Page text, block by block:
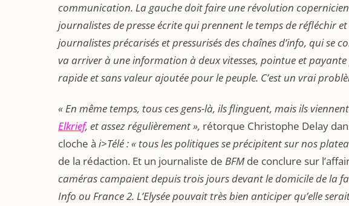
communication. La gauche doit faire une révolution
journalistes de presse écrite qui prennent le temps de réfléchir
journalistes précarisés et pressurisés des chaînes d’info, qui se
va arriver à une information à deux vitesses, pointue et
rapide et sans valeur ajoutée pour le peuple. C’est un vrai
« En même temps, tous ces gens-là, ils flinguent, mais ils
Elkrief, et assez régulièrement », rétorque Christophe Delay
cloche à i>Télé : « tous les politiques se précipitent sur nos
de la rédaction. Et un journaliste de BFMde conclure sur
caméras campaient depuis trois jours devant le domicile de la
Info ou France 2. L’Elysée pouvait très bien anticiper qu’elle